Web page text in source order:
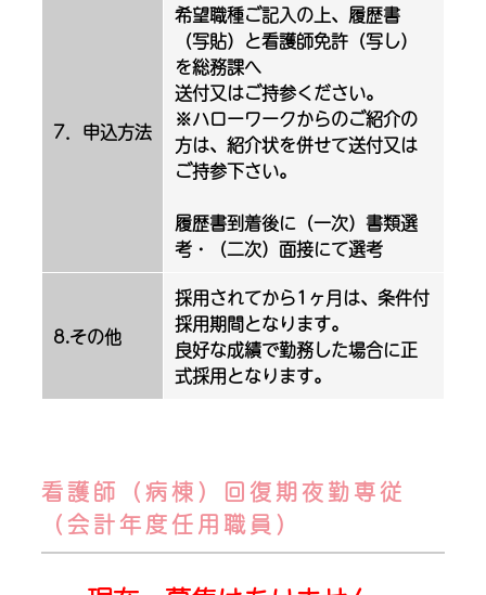
7．申込方法
希望職種ご記入の上、履歴書
（写貼）と看護師免許（写し）
を総務課へ
送付又はご持参ください。
※ハローワークからのご紹介の
方は、紹介状を併せて送付又は
ご持参下さい。
履歴書到着後に（一次）書類選
考・（二次）面接にて選考
8.その他
採用されてから1ヶ月は、条件付
採用期間となります。
良好な成績で勤務した場合に正
式採用となります。
看護師（病棟）回復期夜勤専従
（会計年度任用職員）